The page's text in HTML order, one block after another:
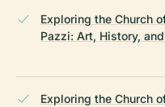
Exploring the Church
Pazzi: Art, History,
Exploring the Church